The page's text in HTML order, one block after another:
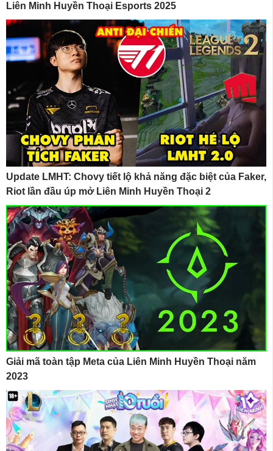
Liên Minh Huyền Thoại Esports 2025
Update LMHT: Chovy tiết lộ khả năng đặc biệt của Faker,
Riot lần đầu úp mở Liên Minh Huyền Thoại 2
Giải mã toàn tập Meta của Liên Minh Huyền Thoại năm
2023